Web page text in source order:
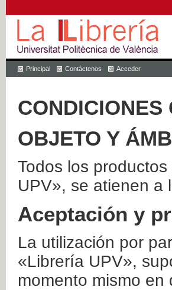
Principal Contáctenos Acceder
CONDICIONES
OBJETO Y
Todos los
UPV», se atienen a
Aceptación y
La utilización por
«Librería UPV»,
momento mismo